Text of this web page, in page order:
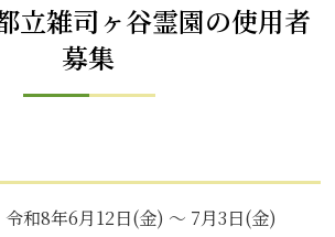
立雑司ヶ谷霊園の使用者
募集
令和8年6月12日(金) ～ 7月3日(金)